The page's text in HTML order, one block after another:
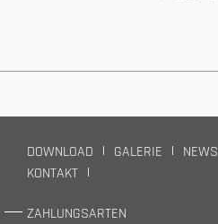
DOWNLOAD GALERIE NEWS
KONTAKT
ZAHLUNGSARTEN